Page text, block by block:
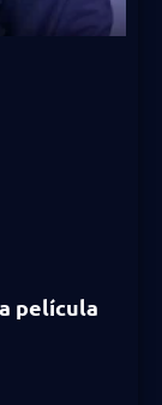
película